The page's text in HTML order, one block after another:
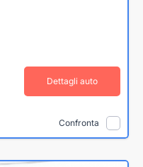
Dettagli auto
Confronta